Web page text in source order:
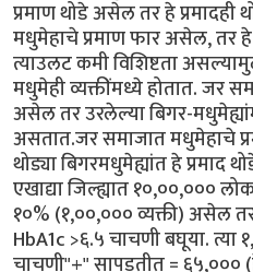
प्रमाण थोडे असेल तर हे
मधुमेहाचे प्रमाण फार असेल, तर हे
त्याउलट कमी विशिष्टता
मधुमेही व्यक्तींमध्ये होतात. जर
असेल तर उरलेल्या बिगर-
असतात.जर समाजात मधुमेहाचे
थोड्या बिगरमधुमेह्यांत हे प्रमाद
एखाद्या जिल्ह्यात १०,००,०००
१०% (१,००,००० व्यक्ती) असेल
HbA1c >६.५ चाचणी बघूया. त्या
चाचणी"+" सापडतीत =